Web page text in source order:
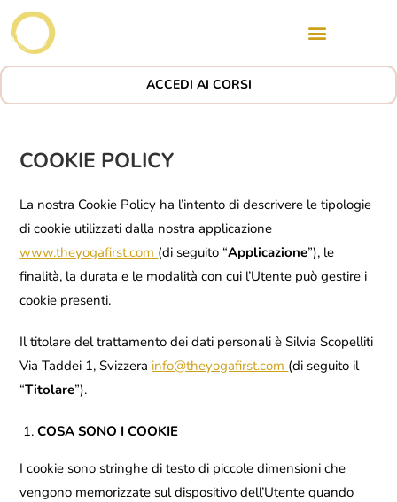
ACCEDI AI CORSI
COOKIE POLICY
La nostra Cookie Policy ha l’intento di descrivere le tipologie
di cookie utilizzati dalla nostra applicazione
www.theyogafirst.com (di seguito “Applicazione”), le
finalità, la durata e le modalità con cui l’Utente può gestire i
cookie presenti.
Il titolare del trattamento dei dati personali è Silvia Scopelliti
Via Taddei 1, Svizzera info@theyogafirst.com (di seguito il
“Titolare”).
COSA SONO I COOKIE
I cookie sono stringhe di testo di piccole dimensioni che
vengono memorizzate sul dispositivo dell’Utente quando